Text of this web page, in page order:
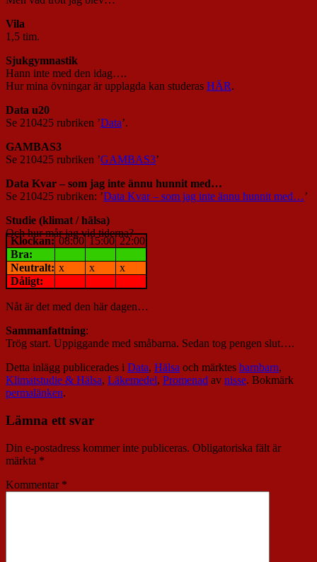
Vila
1,5 tim.
Sjukgymnastik
Hann inte med den idag….
Hur mina övningar är upplagda kan studeras HÄR.
Data u20
Se 210425 rubriken ’Data’.
GAMBAS3
Se 210425 rubriken ’GAMBAS3’
Data Kvar – som jag inte ännu hunnit med…
Se 210425 rubriken: ’Data Kvar – som jag inte ännu hunnit med…’
Studie (klimat / hälsa)
Och hur mår jag vid tiderna?
Klockan: 08:00 15:00 22:00
Bra:
Neutralt: x x
x
Dåligt:
Nåt är det med den här dagen…
Sammanfattning:
Trög start. Uppiggande med småbarna. Sedan tog pengen slut….
Detta inlägg publicerades i Data, Hälsa och märktes barnbarn,
Klimatstudie & Hälsa, Läkemedel, Promenad av nisse. Bokmärk
permalänken.
Lämna ett svar
Din e-postadress kommer inte publiceras. Obligatoriska fält är
märkta *
Kommentar *